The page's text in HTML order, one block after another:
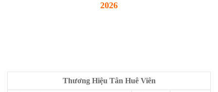
2026
Thương Hiệu Tân Huê Viên